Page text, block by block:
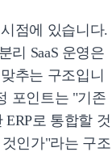
점에 있습니다.
리 SaaS 운영은
추는 구조입니
포인트는 "기존
ERP로 통합할 것
인가"라는 구조